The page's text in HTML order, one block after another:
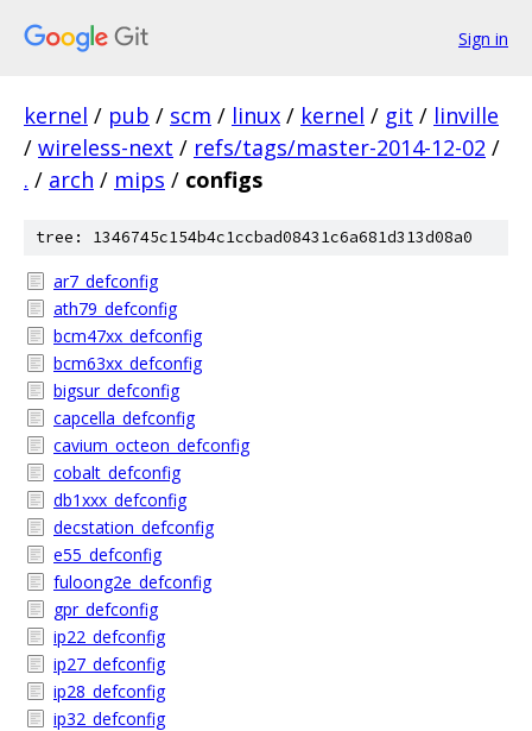
Sign in
kernel / pub / scm / linux / kernel / git / linville
/ wireless-next / refs/tags/master-2014-12-02 /
. / arch / mips / configs
tree: 1346745c154b4c1ccbad08431c6a681d313d08a0
ar7_defconfig
ath79_defconfig
bcm47xx_defconfig
bcm63xx_defconfig
bigsur_defconfig
capcella_defconfig
cavium_octeon_defconfig
cobalt_defconfig
db1xxx_defconfig
decstation_defconfig
e55_defconfig
fuloong2e_defconfig
gpr_defconfig
ip22_defconfig
ip27_defconfig
ip28_defconfig
ip32_defconfig